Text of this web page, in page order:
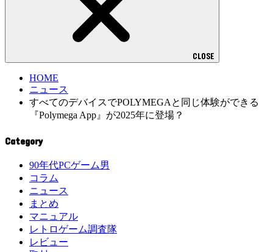
CLOSE
HOME
ニュース
すべてのデバイスでPOLYMEGAと同じ体験ができる
『Polymega App』が2025年に登場？
Category
90年代PCゲーム男
コラム
ニュース
まとめ
マニュアル
レトロゲーム調査隊
レビュー